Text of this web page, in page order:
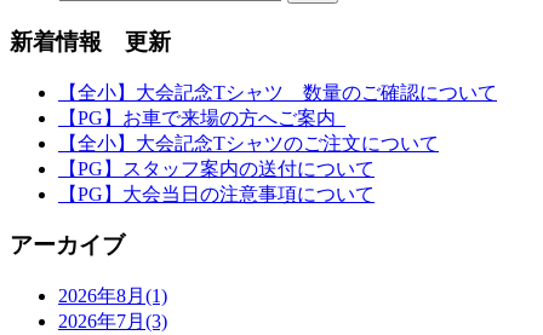
新着情報 更新
【全小】大会記念Tシャツ 数量のご確認について
【PG】お車で来場の方へご案内
【全小】大会記念Tシャツのご注文について
【PG】スタッフ案内の送付について
【PG】大会当日の注意事項について
アーカイブ
2026年8月(1)
2026年7月(3)